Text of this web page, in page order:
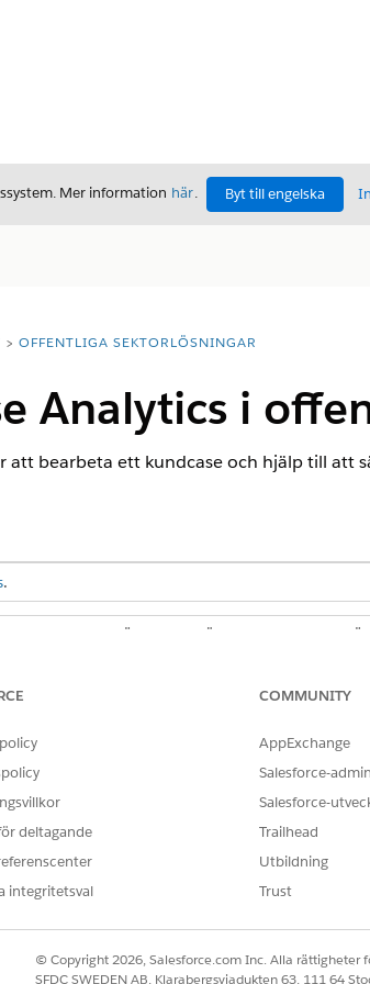
Mer information här. Byt till engelska
OFFENTLIGA SEKTORLÖSNINGAR
Analytics i
att bearbeta ett kundcase och hjälp till att
.
ANVÄNDARBEHÖRIGHETER SOM
i Appstartaren.
tillbringat i varje status?
för att behandla kundcaset?
deltagande
integritetsval
COMMUNITY
AppExchange
Salesforce-
Salesforce-
Trailhead
Utbildning
Trust
© Copyright 2026, Salesforce.com Inc. Alla rättigheter
SFDC SWEDEN AB, Klarabergsviadukten 63, 111 64